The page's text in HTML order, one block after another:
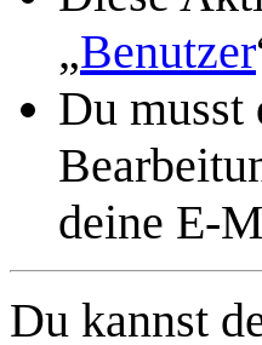
„Benutzer
Du musst
deine E-
Du kannst